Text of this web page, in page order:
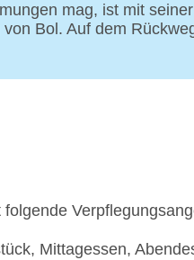
mag, ist mit
Bol. Auf dem
Mittagessen,